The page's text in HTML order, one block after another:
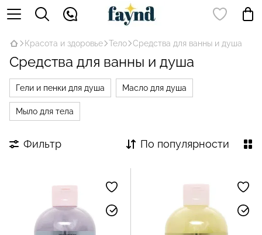
Красота и здоровье Тело Средства для ванны и душа
Средства для ванны и душа
Гели и пенки для душа Масло для душа
Мыло для тела
Фильтр По популярности